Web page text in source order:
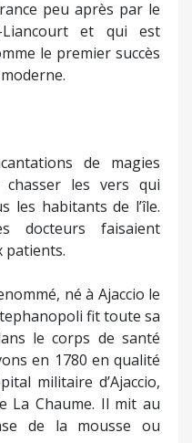
peu après par le
Liancourt et qui est
le premier succès
de magies
les vers qui
les habitants de l’île.
docteurs faisaient
patients.
né à Ajaccio le
fit toute sa
le corps de santé
en 1780 en qualité
militaire d’Ajaccio,
La Chaume. Il mit au
de la mousse ou